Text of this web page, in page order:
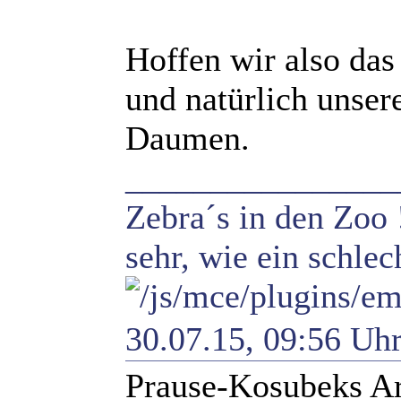
Hoffen wir also
und natürlich
Daumen.
Zebra´s in den
sehr, wie ein
30.07.15, 09:56
Prause-Kosubeks